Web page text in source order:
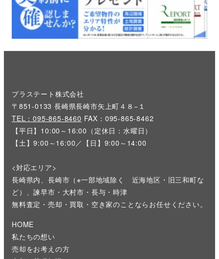
プラステート株式会社
〒851-0133 長崎県長崎市矢上町４８−１
TEL：095-865-8460 FAX：095-865-8462
【平日】10:00～16:00（定休日：水曜日）
【土】9:00～16:00／【日】9:00～14:00
<対応エリア>
長崎県内、長崎市（※一部地域除く 近海地区・旧三和町な
ど）、諫早市・大村市・長与・時津
無料査定・売却・買取・空き家のことならお任せください。
HOME
私たちの想い
売却をお考えの方